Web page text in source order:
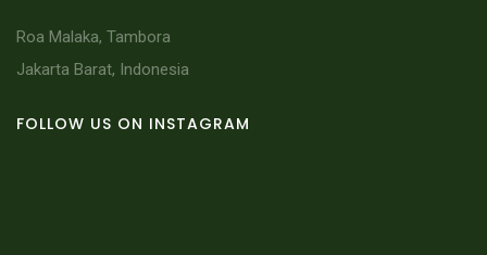
Roa Malaka, Tambora
Jakarta Barat, Indonesia
FOLLOW US ON INSTAGRAM